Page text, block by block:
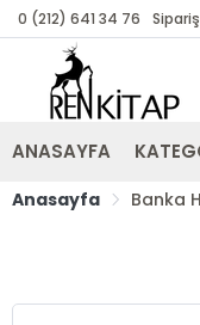
0 (212) 641 34 76
ANASAYFA
Anasayfa Banka